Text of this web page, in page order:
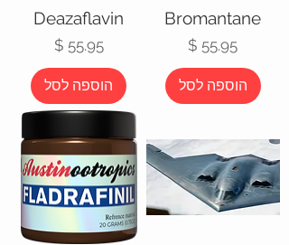
Bromantane
מחיר
הוספה לסל
Deazaflavin
מחיר‏55.95 ‏$
הוספה לסל